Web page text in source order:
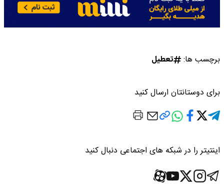
برچسب ها: تعطیل
برای دوستانتان ارسال کنید
اینتیتر را در شبکه های اجتماعی دنبال کنید